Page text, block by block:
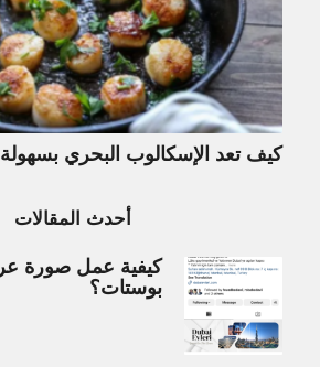
كيف تعد الإسكالوب البحري بسهولة
أحدث المقالات
بوستات؟